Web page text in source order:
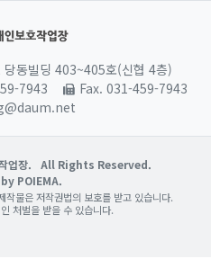
동빌딩 403~405호(신협 4층)
7943
Fax. 031-459-7943
업장.
All Rights Reserved.
POIEMA.
작물은 저작권법의 보호를 받고 있습니다.
처벌을 받을 수 있습니다.